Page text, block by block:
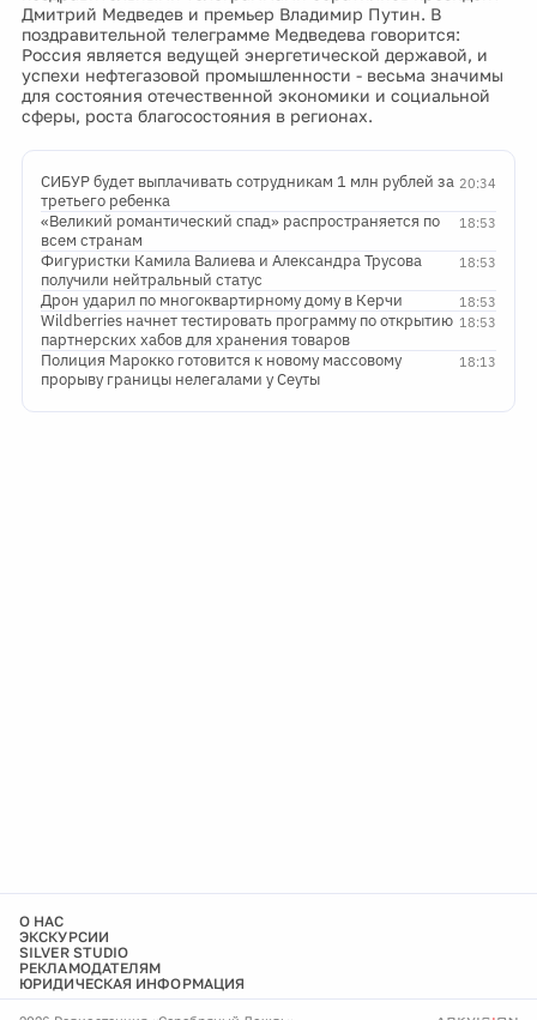
Дмитрий Медведев и премьер Владимир Путин. В
поздравительной телеграмме Медведева говорится:
Россия является ведущей энергетической державой, и
успехи нефтегазовой промышленности - весьма значимы
для состояния отечественной экономики и социальной
сферы, роста благосостояния в регионах.
20:34
СИБУР будет выплачивать сотрудникам 1 млн рублей за
третьего ребенка
18:53
«Великий романтический спад» распространяется по
всем странам
18:53
Фигуристки Камила Валиева и Александра Трусова
получили нейтральный статус
18:53
Дрон ударил по многоквартирному дому в Керчи
18:53
Wildberries начнет тестировать программу по открытию
партнерских хабов для хранения товаров
18:13
Полиция Марокко готовится к новому массовому
прорыву границы нелегалами у Сеуты
О НАС
ЭКСКУРСИИ
SILVER STUDIO
РЕКЛАМОДАТЕЛЯМ
ЮРИДИЧЕСКАЯ ИНФОРМАЦИЯ